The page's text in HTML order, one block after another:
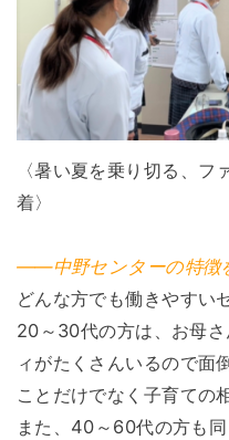
〈暑い夏を乗り切る、
着〉
――中野センターの特徴
どんな方でも働きやすい
20～30代の方は、お母
ィがたくさんいるので面
ことだけでなく子育ての
また、40～60代の方も